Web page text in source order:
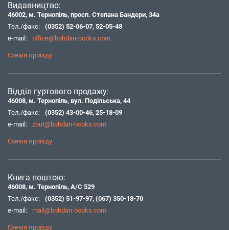
Видавництво:
46002, м. Тернопіль, просп. Степана Бандери, 34а
Тел./факс:
(0352) 52-06-07, 52-05-48
e-mail:
office@bohdan-books.com
Схема проїзду
Відділ гуртового продажу:
46008, м. Тернопіль, вул. Подільська, 44
Тел./факс:
(0352) 43-00-46, 25-18-09
e-mail:
zbut@bohdan-books.com
Схема проїзду
Книга поштою:
46008, м. Тернопіль, А/С 529
Тел./факс:
(0352) 51-97-97, (067) 350-18-70
e-mail:
mail@bohdan-books.com
Схема проїзду